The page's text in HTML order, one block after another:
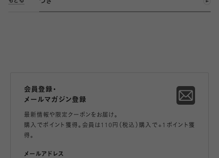
会員登録・
メールマガジン登録
最新情報や限定クーポンをお届け。
購入でポイント獲得。会員は110円（税込）購入で+1ポイント獲
得。
メールアドレス